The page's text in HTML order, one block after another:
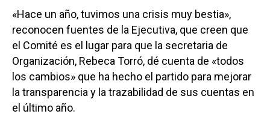
«Hace un año, tuvimos una crisis muy bestia»,
reconocen fuentes de la Ejecutiva, que creen que
el Comité es el lugar para que la secretaria de
Organización, Rebeca Torró, dé cuenta de «todos
los cambios» que ha hecho el partido para mejorar
la transparencia y la trazabilidad de sus cuentas en
el último año.